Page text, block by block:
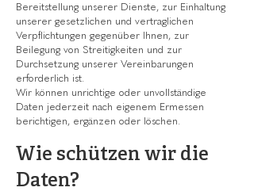
Bereitstellung unserer Dienste, zur Einhaltung
unserer gesetzlichen und vertraglichen
Verpflichtungen gegenüber Ihnen, zur
Beilegung von Streitigkeiten und zur
Durchsetzung unserer Vereinbarungen
erforderlich ist.
Wir können unrichtige oder unvollständige
Daten jederzeit nach eigenem Ermessen
berichtigen, ergänzen oder löschen.
Wie schützen wir die
Daten?